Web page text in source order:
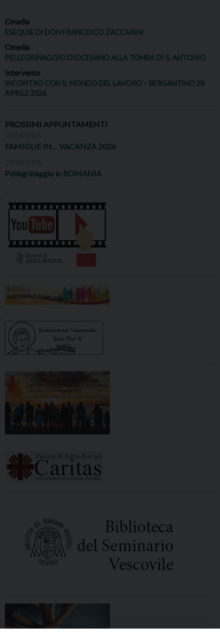
Omelia
ESEQUIE DI DON FRANCESCO ZACCARINI
Omelia
PELLEGRINAGGIO DIOCESANO ALLA TOMBA DI S. ANTONIO
Intervento
INCONTRO CON IL MONDO DEL LAVORO – BERGANTINO 28
APRILE 2026
PROSSIMI APPUNTAMENTI
FAMIGLIE IN… VACANZA 2026
Pellegrinaggio in ROMANIA